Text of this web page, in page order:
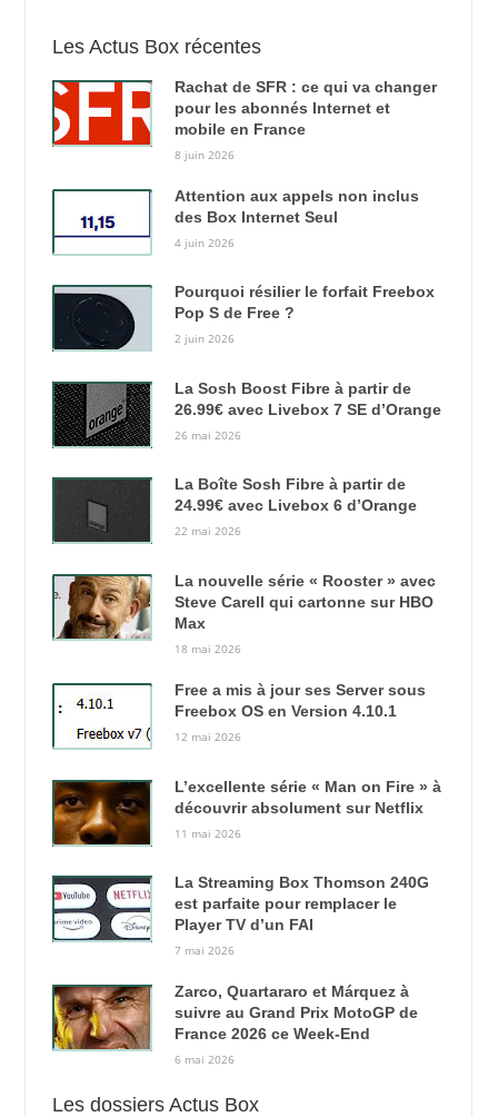
Les Actus Box récentes
Rachat de SFR : ce qui va changer
pour les abonnés Internet et
mobile en France
8 juin 2026
Attention aux appels non inclus
des Box Internet Seul
4 juin 2026
Pourquoi résilier le forfait Freebox
Pop S de Free ?
2 juin 2026
La Sosh Boost Fibre à partir de
26.99€ avec Livebox 7 SE d’Orange
26 mai 2026
La Boîte Sosh Fibre à partir de
24.99€ avec Livebox 6 d’Orange
22 mai 2026
La nouvelle série « Rooster » avec
Steve Carell qui cartonne sur HBO
Max
18 mai 2026
Free a mis à jour ses Server sous
Freebox OS en Version 4.10.1
12 mai 2026
L’excellente série « Man on Fire » à
découvrir absolument sur Netflix
11 mai 2026
La Streaming Box Thomson 240G
est parfaite pour remplacer le
Player TV d’un FAI
7 mai 2026
Zarco, Quartararo et Márquez à
suivre au Grand Prix MotoGP de
France 2026 ce Week-End
6 mai 2026
Les dossiers Actus Box